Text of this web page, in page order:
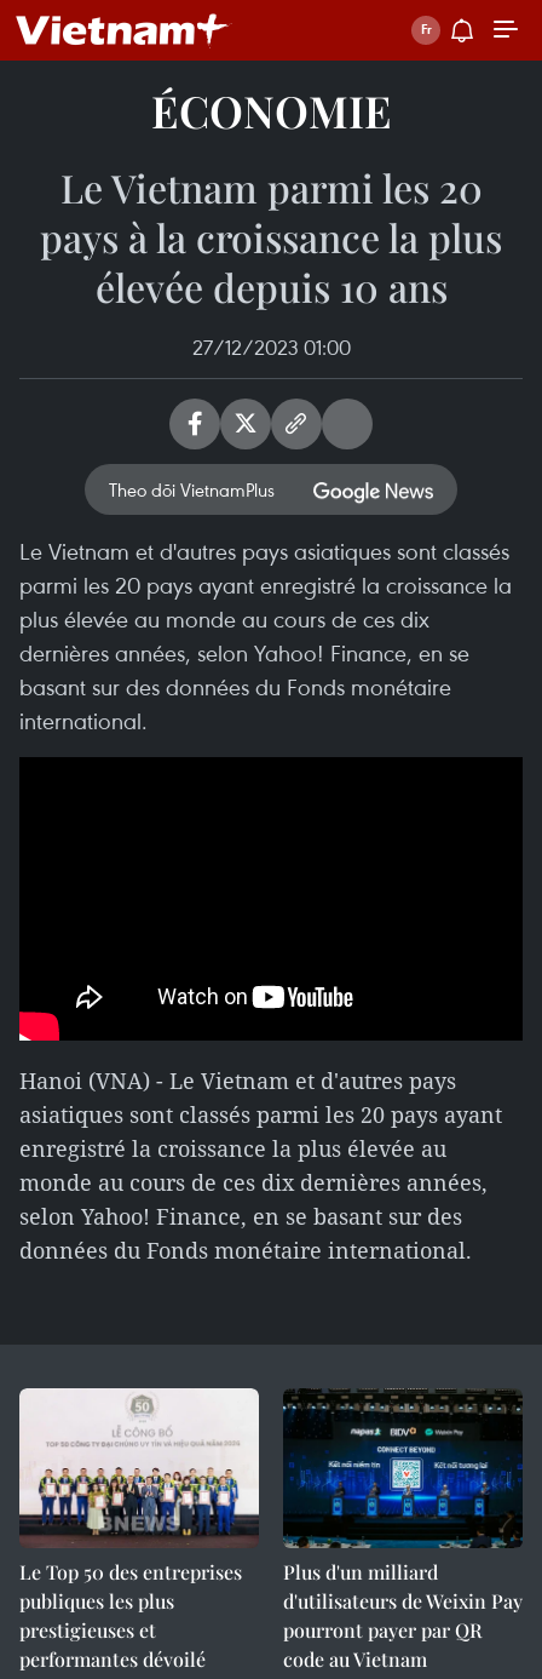
ÉCONOMIE
Le Vietnam parmi les 20
pays à la croissance la plus
élevée depuis 10 ans
27/12/2023 01:00
Theo dõi VietnamPlus
Le Vietnam et d'autres pays asiatiques sont classés
parmi les 20 pays ayant enregistré la croissance la
plus élevée au monde au cours de ces dix
dernières années, selon Yahoo! Finance, en se
basant sur des données du Fonds monétaire
international.
Hanoi (VNA) - Le Vietnam et d'autres pays
asiatiques sont classés parmi les 20 pays ayant
enregistré la croissance la plus élevée au
monde au cours de ces dix dernières années,
selon Yahoo! Finance, en se basant sur des
données du Fonds monétaire international.
Le Top 50 des entreprises
publiques les plus
prestigieuses et
performantes dévoilé
Plus d'un milliard
d'utilisateurs de Weixin Pay
pourront payer par QR
code au Vietnam